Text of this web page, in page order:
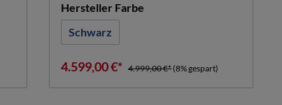
Hersteller Farbe
Schwarz
4.599,00 €* 4.999,00 €*(8% gespart)